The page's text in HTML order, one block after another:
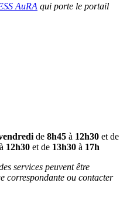
AuRA qui porte le portail
de 8h45 à 12h30 et de
à 12h30 et de 13h30 à 17h
services peuvent être
correspondante ou contacter